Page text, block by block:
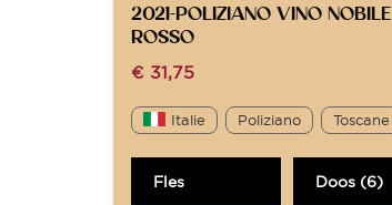
2021-POLIZIANO VINO NOBILE
ROSSO
€31,75
Italie Poliziano Toscane
Fles Doos (6)